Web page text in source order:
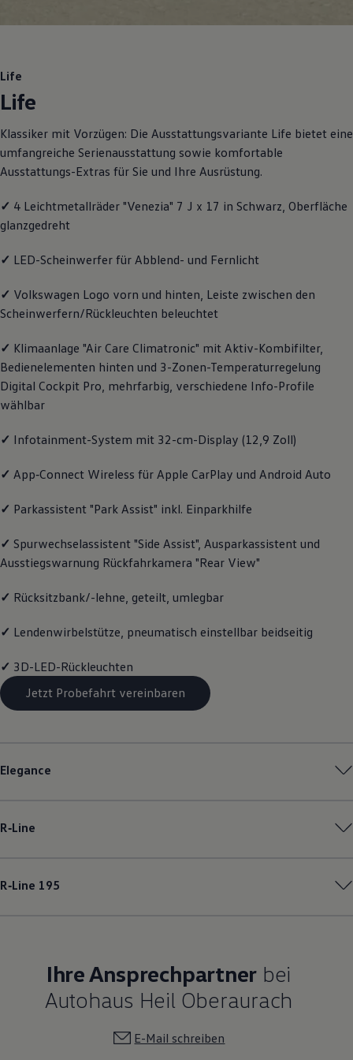
Räder und Reifen
Transport
Entertainment und Elektronik
Individualisieren
Wallbox und Ladekabel
Digitale Extras
Volkswagen Apps, Login und Shop
Über Ihr Auto
Vorgängermodelle
Volkswagen Kundenbetreuung
Warn- und Kontrollleuchten
Live Beratung
Magazin
Lifestyle
Transport
Volkswagen R
Volkswagen Kundenbetreuung
Life
Life
Klassiker mit Vorzügen: Die Ausstattungsvariante Life bietet eine
umfangreiche Serienausstattung sowie komfortable
Ausstattungs-Extras für Sie und Ihre Ausrüstung.
✓ 4 Leichtmetallräder "Venezia" 7 J x 17 in Schwarz, Oberfläche
glanzgedreht
✓ LED-Scheinwerfer für Abblend- und Fernlicht
✓ Volkswagen Logo vorn und hinten, Leiste zwischen den
Scheinwerfern/Rückleuchten beleuchtet
✓ Klimaanlage "Air Care Climatronic" mit Aktiv-Kombifilter,
Bedienelementen hinten und 3-Zonen-Temperaturregelung
Digital Cockpit Pro, mehrfarbig, verschiedene Info-Profile
wählbar
✓ Infotainment-System mit 32-cm-Display (12,9 Zoll)
✓ App‑Connect Wireless für Apple CarPlay und Android Auto
✓ Parkassistent "Park Assist" inkl. Einparkhilfe
✓ Spurwechselassistent "Side Assist", Ausparkassistent und
Ausstiegswarnung Rückfahrkamera "Rear View"
✓ Rücksitzbank/-lehne, geteilt, umlegbar
✓ Lendenwirbelstütze, pneumatisch einstellbar beidseitig
✓ 3D-LED-Rückleuchten
Jetzt Probefahrt vereinbaren
Elegance
R‑Line
R‑Line 195
Ihre Ansprechpartner bei
Autohaus Heil Oberaurach
E-Mail schreiben